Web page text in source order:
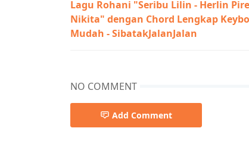
Lagu Rohani "Seribu Lilin - Herlin
Nikita" dengan Chord Lengkap
Mudah - SibatakJalanJalan
NO COMMENT
Add Comment